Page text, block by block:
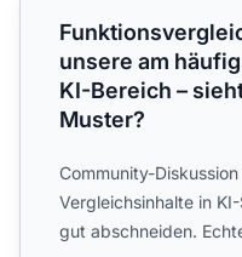
unsere am
KI-Bereich –
Muster?
Community-
Vergleichsinhalte in
gut abschneiden.